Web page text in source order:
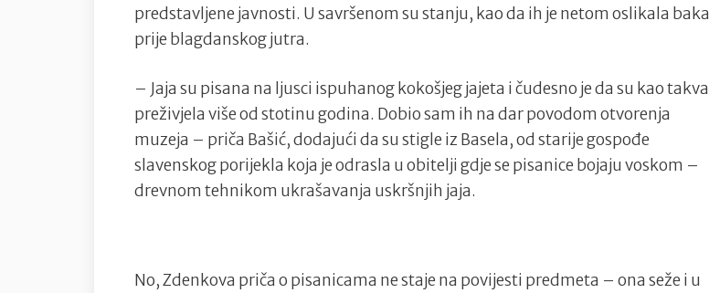
predstavljene javnosti. U savršenom su stanju, kao da ih je netom oslikala baka
prije blagdanskog jutra.
– Jaja su pisana na ljusci ispuhanog kokošjeg jajeta i čudesno je da su kao takva
preživjela više od stotinu godina. Dobio sam ih na dar povodom otvorenja
muzeja – priča Bašić, dodajući da su stigle iz Basela, od starije gospođe
slavenskog porijekla koja je odrasla u obitelji gdje se pisanice bojaju voskom –
drevnom tehnikom ukrašavanja uskršnjih jaja.
No, Zdenkova priča o pisanicama ne staje na povijesti predmeta – ona seže i u